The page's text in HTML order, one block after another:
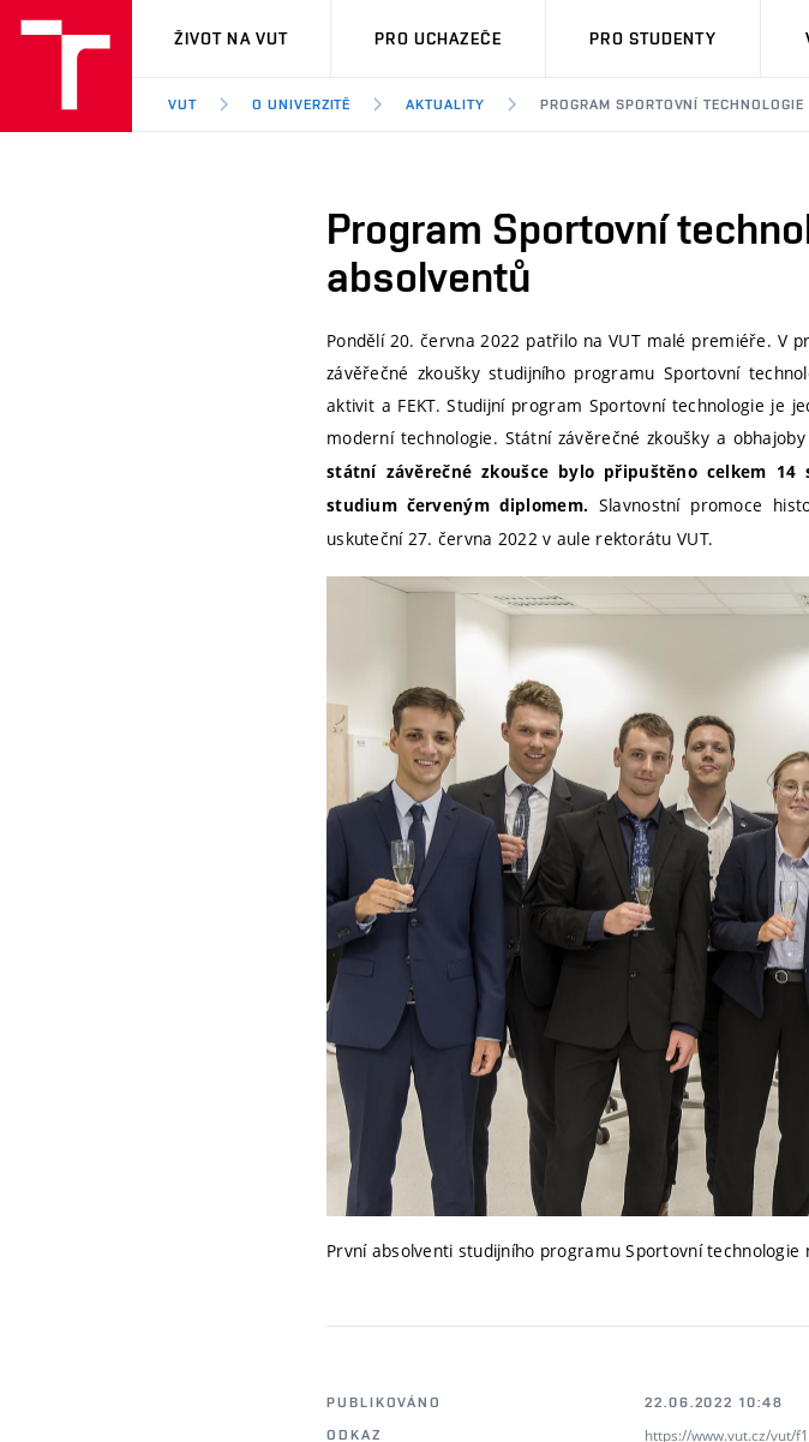
VUT
ŽIVOT NA VUT PRO UCHAZEČE PRO STUDENTY
VUT O UNIVERZITĚ AKTUALITY PROGRAM SPORTOVNÍ
Program Sportovní
absolventů
Pondělí 20. června 2022 patřilo na VUT malé premiéře. V
závěřečné zkoušky studijního programu Sportovní
aktivit a FEKT. Studijní program Sportovní technologie je
moderní technologie. Státní závěrečné zkoušky a
státní závěrečné zkoušce bylo připuštěno celkem
studium červeným diplomem. Slavnostní promoce
uskuteční 27. června 2022 v aule rektorátu VUT.
První absolventi studijního programu Sportovní technologie
PUBLIKOVÁNO
22.06.2022 10:48
ODKAZ
https://www.vut.cz/vut/